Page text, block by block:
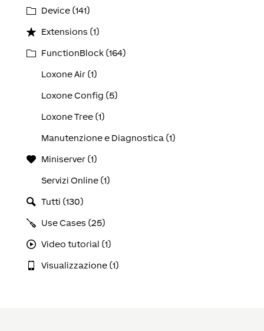
Device (141)
Extensions (1)
FunctionBlock (164)
Loxone Air (1)
Loxone Config (5)
Loxone Tree (1)
Manutenzione e Diagnostica (1)
Miniserver (1)
Servizi Online (1)
Tutti (130)
Use Cases (25)
Video tutorial (1)
Visualizzazione (1)